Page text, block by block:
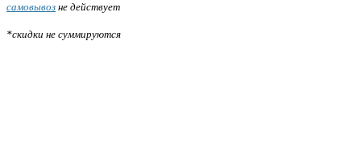
самовывоз не действует
*скидки не суммируются